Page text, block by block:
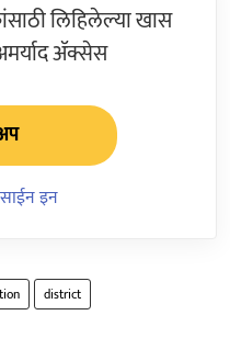
लिहिलेल्या खास
ॲक्सेस
साईन इन
district